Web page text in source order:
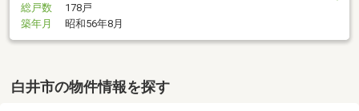
総戸数
178戸
築年月
昭和56年8月
白井市の物件情報を探す